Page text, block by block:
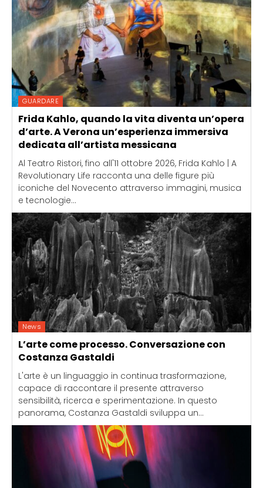
GUARDARE
Frida Kahlo, quando la vita diventa un’opera
d’arte. A Verona un’esperienza immersiva
dedicata all’artista messicana
Al Teatro Ristori, fino all'11 ottobre 2026, Frida Kahlo | A
Revolutionary Life racconta una delle figure più
iconiche del Novecento attraverso immagini, musica
e tecnologie...
News
L’arte come processo. Conversazione con
Costanza Gastaldi
L'arte è un linguaggio in continua trasformazione,
capace di raccontare il presente attraverso
sensibilità, ricerca e sperimentazione. In questo
panorama, Costanza Gastaldi sviluppa un...